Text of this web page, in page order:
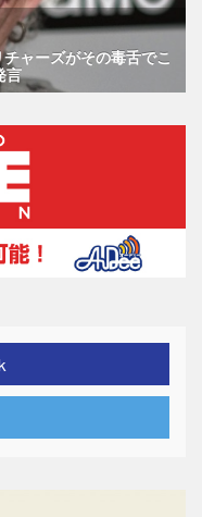
ャーズがその毒舌でこ
言